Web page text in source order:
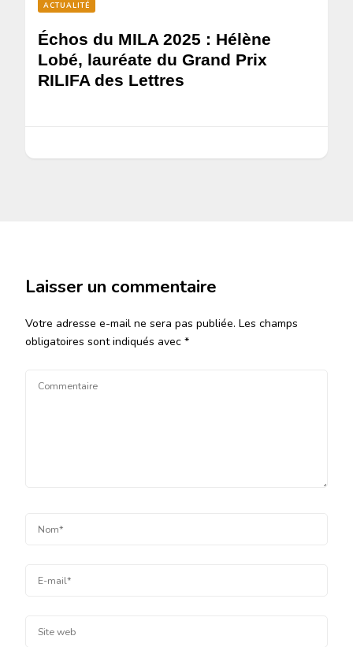
ACTUALITÉ
Échos du MILA 2025 : Hélène
Lobé, lauréate du Grand Prix
RILIFA des Lettres
Laisser un commentaire
Votre adresse e-mail ne sera pas publiée. Les champs
obligatoires sont indiqués avec *